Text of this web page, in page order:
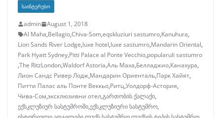
ᲡᲐᲘᲜᲢᲔᲠᲔᲡᲝ
admin
August 1, 2018
Al Maha,Bellagio,Chiva-Som,eqskluziuri sastumro,Kanuhura,
Lion Sands River Lodge,luxe hotel,luxe sastumro,Mandarin Oriental,
Park Hyatt Sydney,Pitti Palace al Ponte Vecchio,popularuli sastumro
,The RitzLondon,Waldorf Astoria,Аль Маха,Белладжио,Канахура,
Лион Сандс Ривер Лодж,Мандарин Ориенталь,Парк Хайят,
Питти Палас аль Понте Веккьо,Ритц,Уолдорф-Астория,
Чива-Сом,эксклюзивни отел,გართობის ქალაქი,
ექსკლუზიურ სასტუმროში,ექსკლუზიური სასტუმრო,